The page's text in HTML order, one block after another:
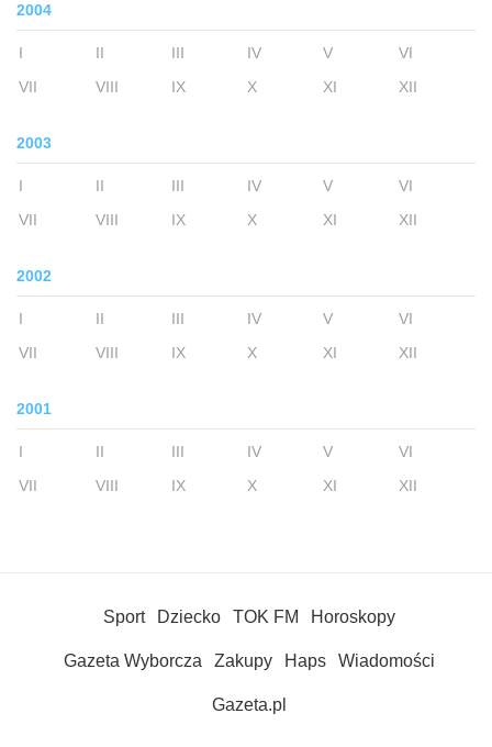
2004
I II III IV V
VI
VII
VIII IX X XI XII
2003
I II III IV V
VI
VII
VIII IX X XI XII
2002
I II III IV V
VI
VII
VIII IX X XI XII
2001
I II III IV V
VI
VII
VIII IX X XI XII
Sport Dziecko TOK FM Horoskopy
Gazeta Wyborcza Zakupy Haps Wiadomości
Gazeta.pl